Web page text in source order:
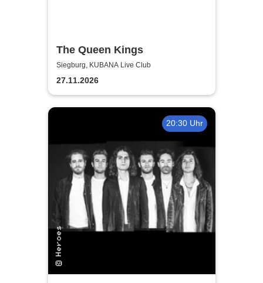
The Queen Kings
Siegburg, KUBANA Live Club
27.11.2026
20:30 Uhr